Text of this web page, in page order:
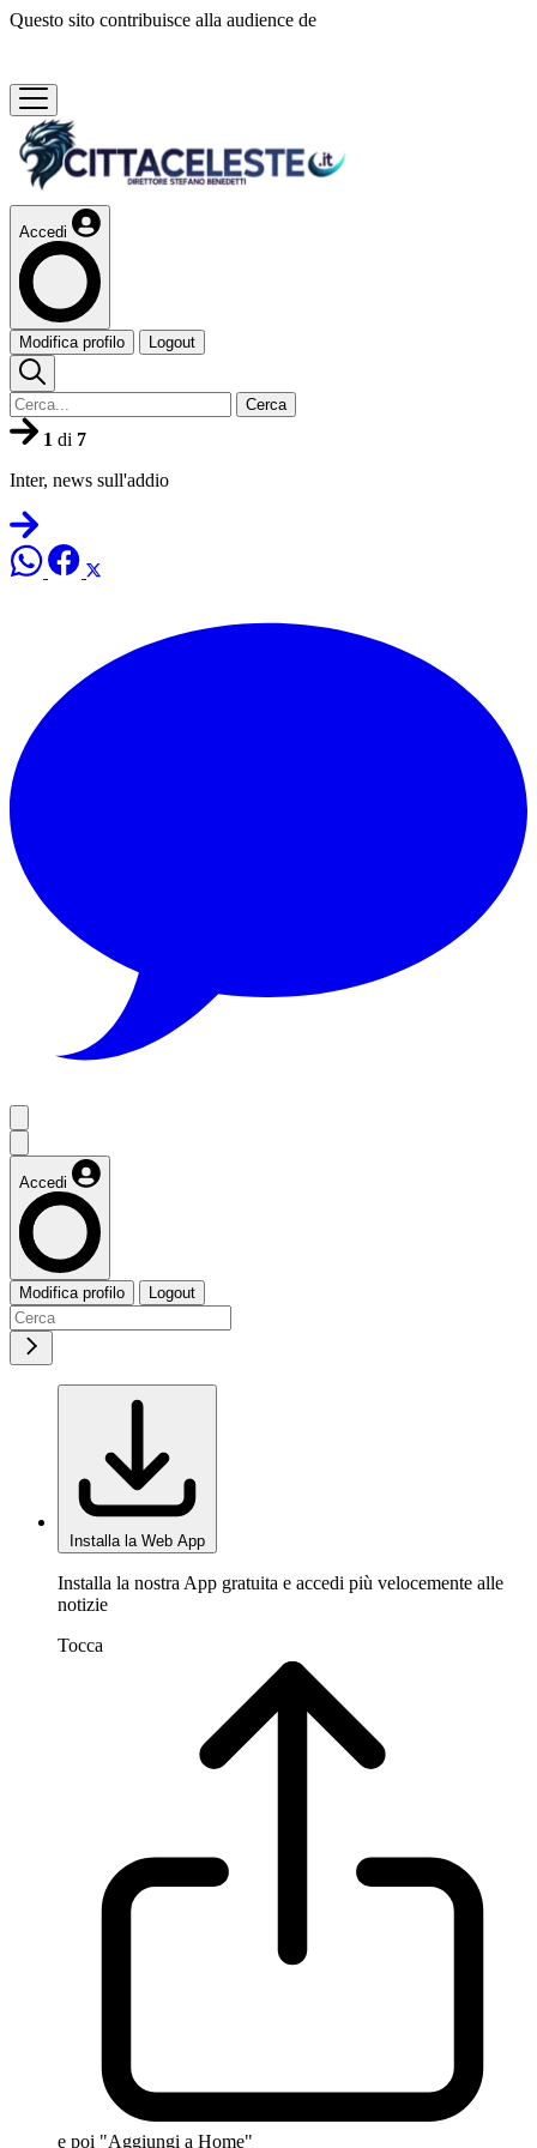
Questo sito contribuisce alla audience de
Accedi
Modifica profilo Logout
Cerca
1 di 7
Inter, news sull'addio
Accedi
Modifica profilo Logout
Installa la Web App
Installa la nostra App gratuita e accedi più velocemente alle
notizie
Tocca
e poi "Aggiungi a Home"